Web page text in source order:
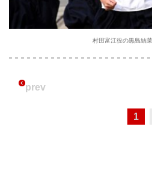
村田富江役の黒島結菜
prev
1